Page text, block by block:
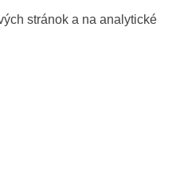
stránok a na analytické